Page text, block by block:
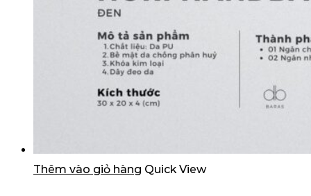
Thêm vào giỏ hàng Quick View